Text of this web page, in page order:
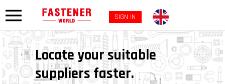
SIGN IN
Locate your suitable
suppliers faster.